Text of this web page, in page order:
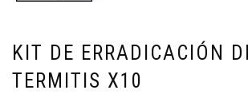
KIT DE ERRADICACIÓN
TERMITIS X10